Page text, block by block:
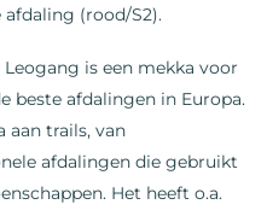
afdaling (rood/S2).
Leogang is een mekka voor
beste afdalingen in Europa.
aan trails, van
afdalingen die gebruikt
Het heeft o.a.